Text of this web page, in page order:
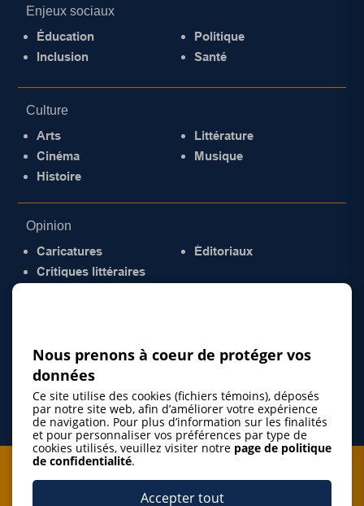
Enjeux sociaux
Éducation
Inclusion
Politique
Santé
Culture
Arts
Cinéma
Histoire
Littérature
Musique
Opinion
Caricatures
Critiques littéraires
Éditoriaux
Je m'abonne à l'infolettre
Nous prenons à coeur de protéger vos
données
Ce site utilise des cookies (fichiers témoins), déposés
par notre site web, afin d’améliorer votre expérience
de navigation. Pour plus d’information sur les finalités
et pour personnaliser vos préférences par type de
cookies utilisés, veuillez visiter notre page de politique
de confidentialité.
Accepter tout